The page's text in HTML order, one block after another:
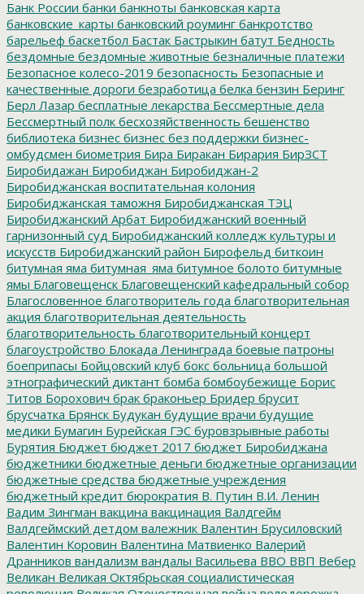
Банк России банки банкноты банковская карта
банковские_карты банковский роуминг банкротство
барельеф баскетбол Бастак Бастрыкин батут Бедность
бездомные бездомные животные безналичные платежи
Безопасное колесо-2019 безопасность Безопасные и
качественные дороги безработица белка бензин Беринг
Берл Лазар бесплатные лекарства Бессмертные дела
Бессмертный полк бесхозяйственность бешенство
библиотека бизнес бизнес без поддержки бизнес-
омбудсмен биометрия Бира Биракан Бирария БирЗСТ
Биробидажан Биробиджан Биробиджан-2
Биробиджанская воспитательная колония
Биробиджанская таможня Биробиджанская ТЭЦ
Биробиджанский Арбат Биробиджанский военный
гарнизонный суд Биробиджанский колледж культуры и
искусств Биробиджанский район Бирофельд биткоин
битумная яма битумная_яма битумное болото битумные
ямы Благовещенск Благовещенский кафедральный собор
Благословенное благотворитель года благотворительная
акция благотворительная деятельность
благотворительность благотворительный концерт
благоустройство Блокада Ленинграда боевые патроны
боеприпасы Бойцовский клуб бокс больница большой
этнографический диктант бомба бомбоубежище Борис
Титов Борохович брак браконьер Бридер брусит
брусчатка Брянск Будукан будущие врачи будущие
медики Бумагин Бурейская ГЭС буровзрывные работы
Бурятия Бюджет бюджет 2017 бюджет Биробиджана
бюджетники бюджетные деньги бюджетные организации
бюджетные средства бюджетные учреждения
бюджетный кредит бюрократия В. Путин В.И. Ленин
Вадим Зингман вакцина вакцинация Валдгейм
Валдгеймский детдом валежник Валентин Брусиловский
Валентин Коровин Валентина Матвиенко Валерий
Дранников вандализм вандалы Васильева ВВО ВВП Вебер
Великан Великая Октябрьская социалистическая